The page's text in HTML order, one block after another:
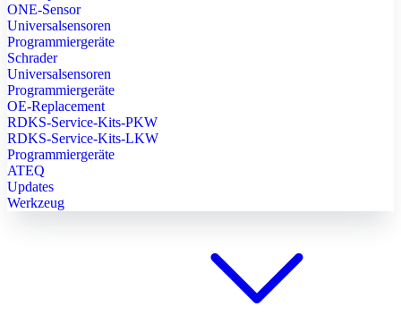
ONE-Sensor
Universalsensoren
Programmiergeräte
Schrader
Universalsensoren
Programmiergeräte
OE-Replacement
RDKS-Service-Kits-PKW
RDKS-Service-Kits-LKW
Programmiergeräte
ATEQ
Updates
Werkzeug